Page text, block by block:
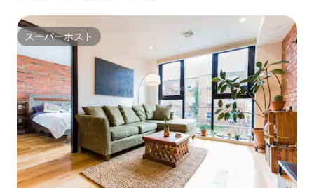
スーパーホスト
スーパーホスト